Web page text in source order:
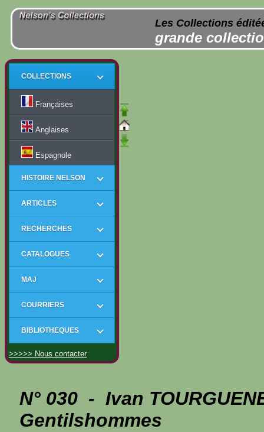
Les Collections
grande
COLLECTIONS
Françaises
Anglaises
Espagnole
HISTOIRE NELSON
ARTICLES
RECHERCHES
CATALOGUES
MAJ
COURRIERS
BIBLIOTHEQUES
>>>>> Nous contacter
N° 030 - Ivan
Gentilshommes